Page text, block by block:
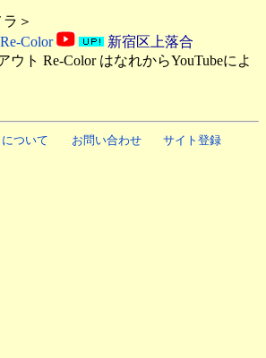
＞
Color
新宿区上落合
ウト Re-Color はなれからYouTubeによ
ついて お問い合わせ サイト登録